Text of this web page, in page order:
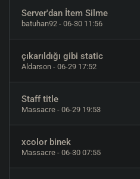
Server'dan İtem Silme
batuhan92 - 06-30 11:56
çıkarıldığı gibi static
Aldarson - 06-29 17:52
Staff title
Massacre - 06-29 19:53
xcolor binek
Massacre - 06-30 07:55